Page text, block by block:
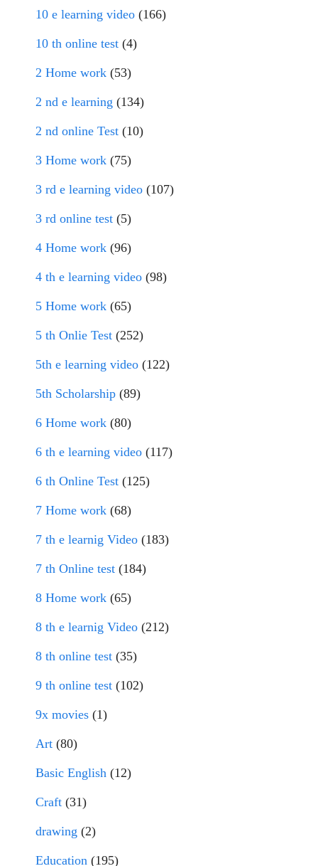
10 e learning video (166)
10 th online test (4)
2 Home work (53)
2 nd e learning (134)
2 nd online Test (10)
3 Home work (75)
3 rd e learning video (107)
3 rd online test (5)
4 Home work (96)
4 th e learning video (98)
5 Home work (65)
5 th Onlie Test (252)
5th e learning video (122)
5th Scholarship (89)
6 Home work (80)
6 th e learning video (117)
6 th Online Test (125)
7 Home work (68)
7 th e learnig Video (183)
7 th Online test (184)
8 Home work (65)
8 th e learnig Video (212)
8 th online test (35)
9 th online test (102)
9x movies (1)
Art (80)
Basic English (12)
Craft (31)
drawing (2)
Education (195)